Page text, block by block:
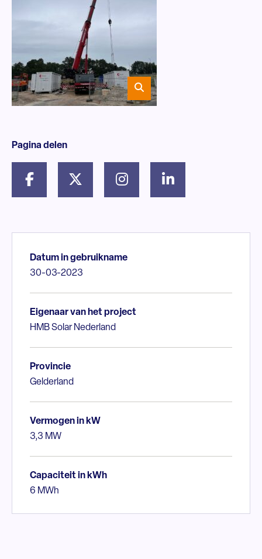
Pagina delen
Datum in gebruikname
30-03-2023
Eigenaar van het project
HMB Solar Nederland
Provincie
Gelderland
Vermogen in kW
3,3 MW
Capaciteit in kWh
6 MWh